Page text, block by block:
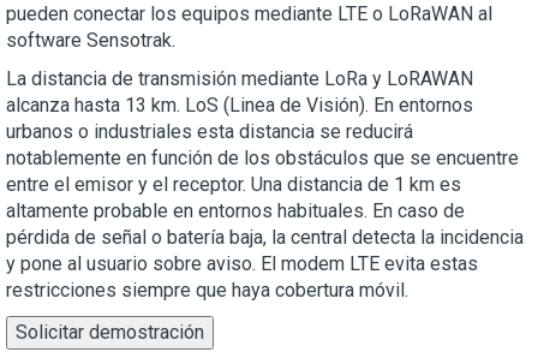
pueden conectar los equipos mediante LTE o LoRaWAN al
software Sensotrak.
La distancia de transmisión mediante LoRa y LoRAWAN
alcanza hasta 13 km. LoS (Linea de Visión). En entornos
urbanos o industriales esta distancia se reducirá
notablemente en función de los obstáculos que se encuentre
entre el emisor y el receptor. Una distancia de 1 km es
altamente probable en entornos habituales. En caso de
pérdida de señal o batería baja, la central detecta la incidencia
y pone al usuario sobre aviso. El modem LTE evita estas
restricciones siempre que haya cobertura móvil.
Solicitar demostración